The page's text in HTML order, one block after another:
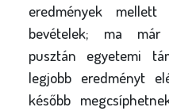
eredmények
bevételek; ma már
pusztán egyetemi
legjobb eredményt
később